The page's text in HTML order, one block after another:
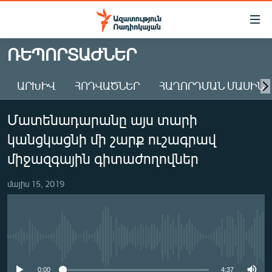
Մատչելիության
Անցնել
հիմնական
Անցնել
հիմնական
մենյուին
Որոնում
ԱԶԱՏՈՒԹՅՈՒՆ TV
ՀԱՅԱՍՏԱՆ
ԸՆՏՐՈՒԹՅՈՒՆՆԵՐ 2026
ԻՐԱՎՈՒՆՔ
ՏՆՏԵՍՈՒԹՅՈՒՆ
ՌԵՊՈՐՏԱԺՆԵՐ
ԱՐԽԻՎ ՀՈԴՎԱԾՆԵՐ ՀԱՂՈՐԴՄԱՆ ՄԱՍԻՆ
Մատենադարանը այս տարի
կանցկացնի մի շարք ուշագրավ
միջազգային գիտաժողովներ
մայիս 15, 2019
0:00 4:37